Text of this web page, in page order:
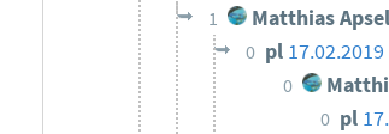
1 Matthias Apsel
0 pl
0
0 pl